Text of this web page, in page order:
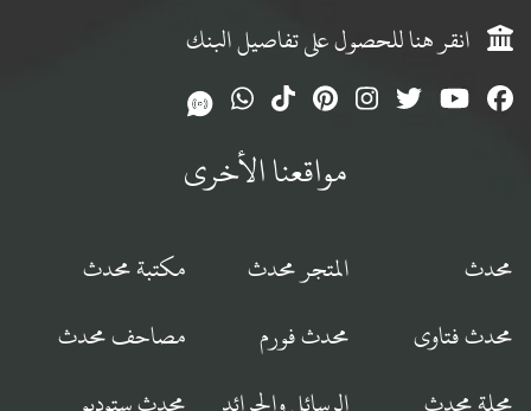
انقر هنا للحصول على تفاصيل البنك
مواقعنا الأخرى
محدث المتجر محدث
مكتبة محدث
محدث فتاوى
محدث فورم
مصاحف محدث